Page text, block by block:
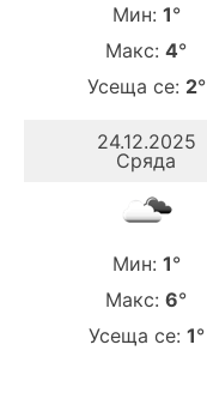
Мин: 1°
Макс: 4°
Усеща се: 2°
24.12.2025
Сряда
Мин: 1°
Макс: 6°
Усеща се: 1°